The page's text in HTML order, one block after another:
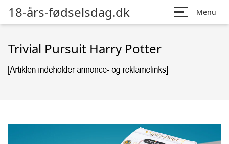
18-års-fødselsdag.dk Menu
Trivial Pursuit Harry Potter